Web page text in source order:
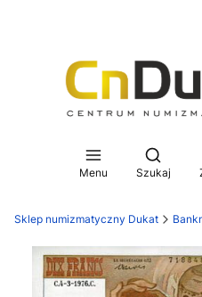
Menu
Otwórz
Szukaj
Sklep numizmatyczny Dukat